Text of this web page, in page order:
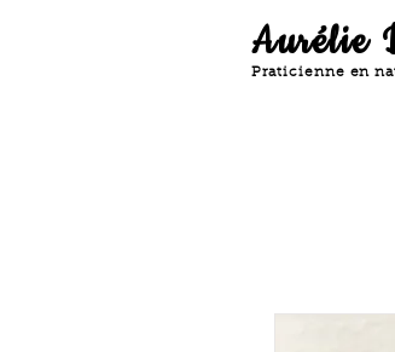
Aurélie
Praticienne en